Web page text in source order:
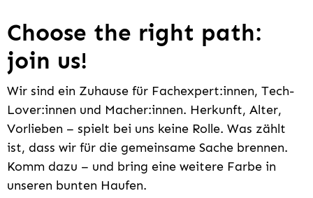
Choose the right path:
join us!
Wir sind ein Zuhause für Fachexpert:innen, Tech-
Lover:innen und Macher:innen. Herkunft, Alter,
Vorlieben – spielt bei uns keine Rolle. Was zählt
ist, dass wir für die gemeinsame Sache brennen.
Komm dazu – und bring eine weitere Farbe in
unseren bunten Haufen.